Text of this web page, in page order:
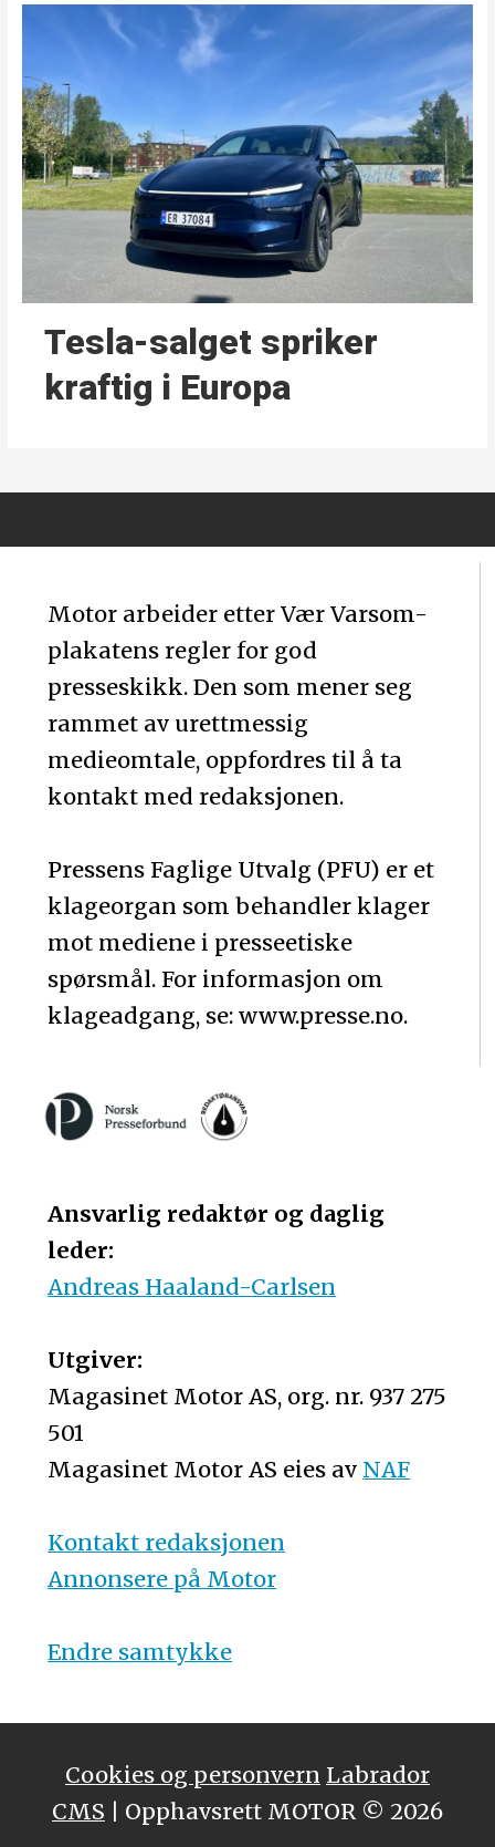
Tesla-salget spriker
kraftig i Europa
Motor arbeider etter Vær Varsom-
plakatens regler for god
presseskikk. Den som mener seg
rammet av urettmessig
medieomtale, oppfordres til å ta
kontakt med redaksjonen.
Pressens Faglige Utvalg (PFU) er et
klageorgan som behandler klager
mot mediene i presseetiske
spørsmål. For informasjon om
klageadgang, se: www.presse.no.
Ansvarlig redaktør og daglig
leder:
Andreas Haaland-Carlsen
Utgiver:
Magasinet Motor AS, org. nr. 937 275
501
Magasinet Motor AS eies av NAF
Kontakt redaksjonen
Annonsere på Motor
Endre samtykke
Cookies og personvern Labrador
CMS | Opphavsrett MOTOR © 2026